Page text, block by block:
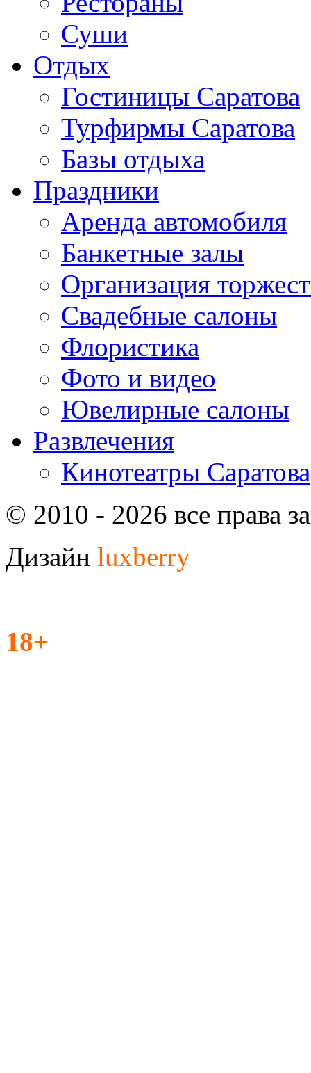
Суши
Отдых
Гостиницы Саратова
Турфирмы Саратова
Базы отдыха
Праздники
Аренда автомобиля
Банкетные залы
Организация
Свадебные салоны
Флористика
Фото и видео
Ювелирные салоны
Развлечения
Кинотеатры Саратова
© 2010 - 2026 все права
Дизайн luxberry
18+